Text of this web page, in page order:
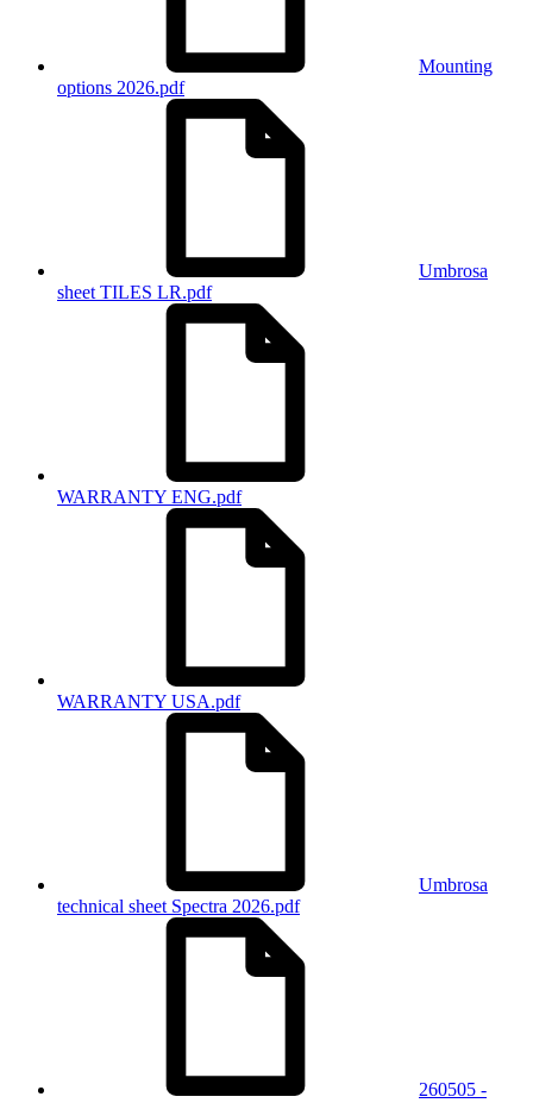
Mounting
options 2026.pdf
Umbrosa
sheet TILES LR.pdf
WARRANTY ENG.pdf
WARRANTY USA.pdf
Umbrosa
technical sheet Spectra 2026.pdf
260505 -